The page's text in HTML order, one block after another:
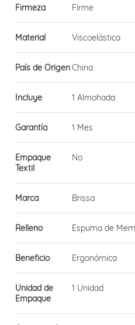
Firmeza Firme
Material Viscoelástica
País de OrigenChina
Incluye 1 Almohada
Garantía 1 Mes
Empaque
Textil
No
Marca Brissa
Relleno Espuma de
Beneficio Ergonómica
Unidad de
Empaque
1 Unidad